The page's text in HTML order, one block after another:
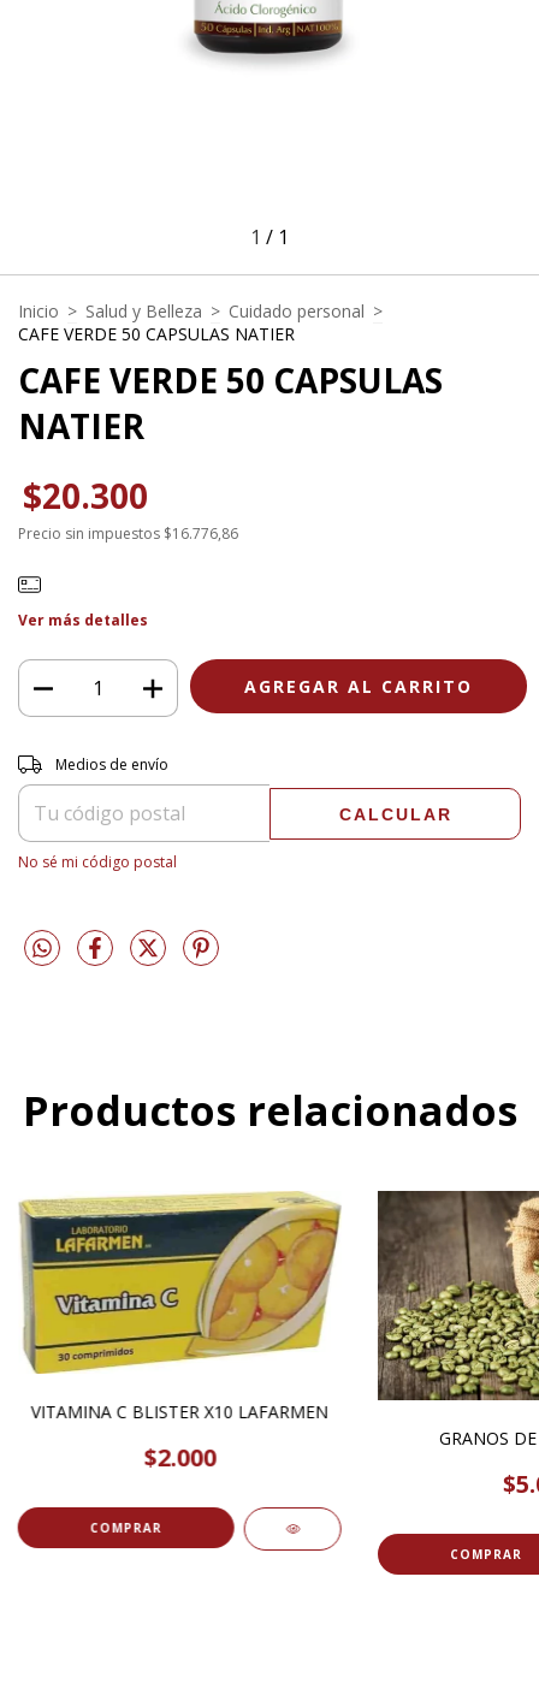
1 / 1
Inicio > Salud y Belleza > Cuidado personal >
CAFE VERDE 50 CAPSULAS NATIER
CAFE VERDE 50 CAPSULAS
NATIER
$20.300
Precio sin impuestos $16.776,86
Ver más detalles
Entregas para el CP:
Medios de envío
CALCULAR
No sé mi código postal
Productos relacionados
VITAMINA C BLISTER X10 LAFARMEN
$2.000
GRANOS
COMPRAR